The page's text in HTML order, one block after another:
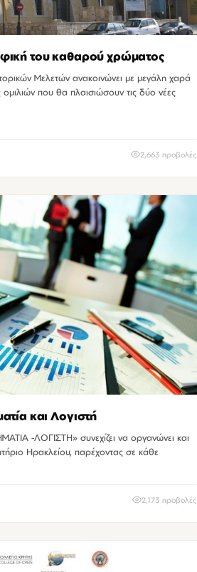
του καθαρού χρώματος
Μελετών ανακοινώνει με μεγάλη χαρά
που θα πλαισιώσουν τις δύο νέες
2,663 προβολές
και Λογιστή
-ΛΟΓΙΣΤΗ» συνεχίζει να οργανώνει και
Ηρακλείου, παρέχοντας σε κάθε
2,173 προβολές